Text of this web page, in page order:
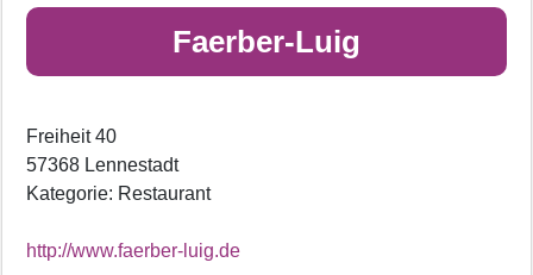
Faerber-Luig
Freiheit 40
57368 Lennestadt
Kategorie: Restaurant
http://www.faerber-luig.de